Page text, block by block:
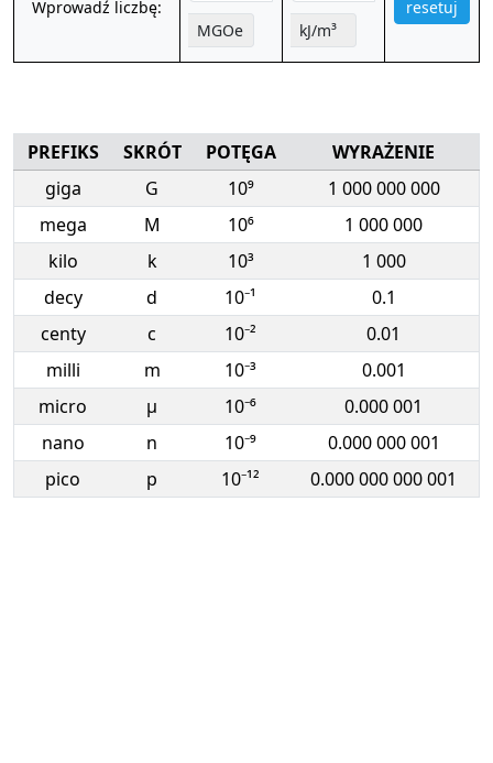
Wprowadź liczbę:
MGOe
kJ/m³
resetuj
PREFIKS SKRÓT POTĘGA
WYRAŻENIE
giga
G 10⁹
1 000 000 000
mega
M 10⁶
1 000 000
kilo
k 10³
1 000
decy
d 10⁻¹
0.1
centy
c 10⁻²
0.01
milli
m 10⁻³
0.001
micro
µ 10⁻⁶
0.000 001
nano
n 10⁻⁹
0.000 000 001
pico
p 10⁻¹² 0.000 000 000 001